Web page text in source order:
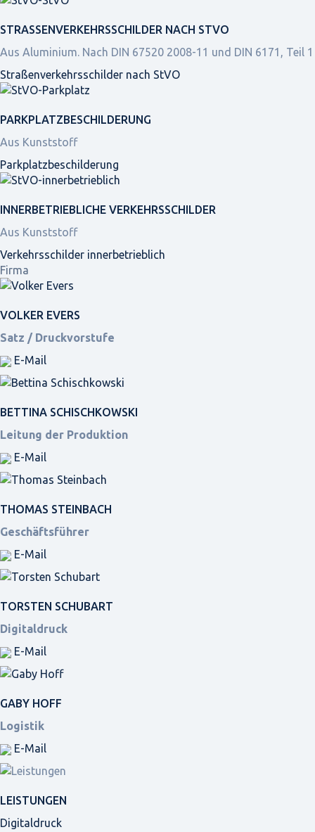
STRASSEN­VERKEHRS­SCHILDER NACH STVO
Aus Aluminium. Nach DIN 67520 2008-11 und DIN 6171, Teil 1
Straßen­verkehrs­schilder nach StVO
PARKPLATZ­BESCHILDERUNG
Aus Kunststoff
Parkplatz­beschilderung
INNER­BETRIEBLICHE VERKEHRS­SCHILDER
Aus Kunststoff
Verkehrsschilder innerbetrieblich
Firma
VOLKER EVERS
Satz / Druckvorstufe
E-Mail
BETTINA SCHISCHKOWSKI
Leitung der Produktion
E-Mail
THOMAS STEINBACH
Geschäftsführer
E-Mail
TORSTEN SCHUBART
Digitaldruck
E-Mail
GABY HOFF
Logistik
E-Mail
LEISTUNGEN
Digitaldruck